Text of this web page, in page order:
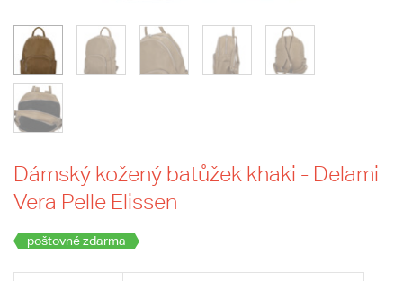
Dámský kožený batůžek khaki - Delami
Vera Pelle Elissen
poštovné zdarma